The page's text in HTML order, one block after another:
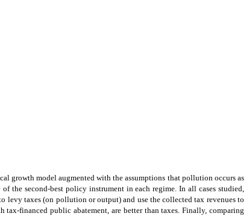
growth model augmented with the assumptions that pollution occurs as
the second-best policy instrument in each regime. In all cases studied,
levy taxes (on pollution or output) and use the collected tax revenues to
financed public abatement, are better than taxes. Finally, comparing